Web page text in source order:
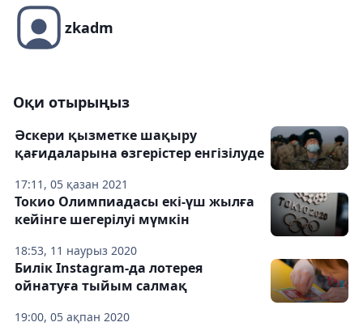
zkadm
Оқи отырыңыз
17:11, 05 қазан 2021
Әскери қызметке шақыру
қағидаларына өзгерістер енгізілуде
18:53, 11 наурыз 2020
Токио Олимпиадасы екі-үш жылға
кейінге шегерілуі мүмкін
19:00, 05 ақпан 2020
Билік Instagram-да лотерея
ойнатуға тыйым салмақ